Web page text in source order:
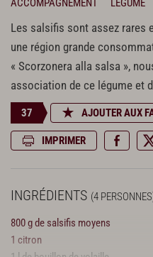
ACCOMPAGNEMENT LÉGUME
Les salsifis sont assez rares
une région grande
« Scorzonera alla salsa »,
association de ce légume et
37 AJOUTER AUX
IMPRIMER
INGRÉDIENTS (4
800 g de salsifis moyens
1 citron